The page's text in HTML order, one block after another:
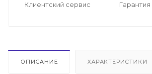
Клиентский сервис
ОПИСАНИЕ ХАРАКТЕРИСТИКИ